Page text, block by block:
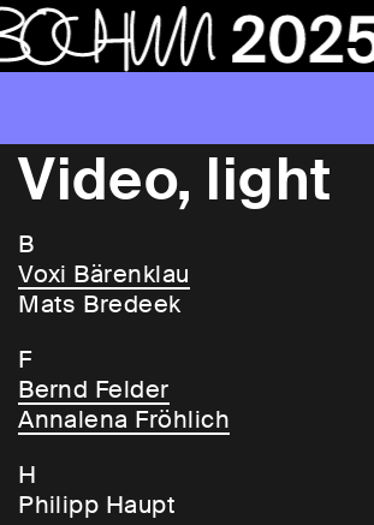
Video, light
B
Voxi Bärenklau
Mats Bredeek
F
Bernd Felder
Annalena Fröhlich
H
Philipp Haupt